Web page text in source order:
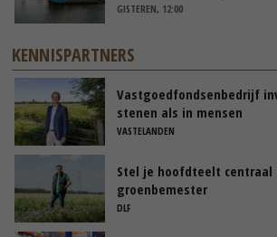
GISTEREN, 12:00
KENNISPARTNERS
Vastgoedfondsenbedrijf
stenen als in mensen
VASTELANDEN
Stel je hoofdteelt centraal
groenbemester
DLF